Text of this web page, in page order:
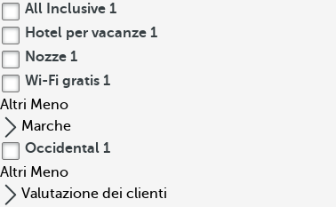
All Inclusive 1
Hotel per vacanze 1
Nozze 1
Wi-Fi gratis 1
Altri Meno
Marche
Occidental 1
Altri Meno
Valutazione dei clienti